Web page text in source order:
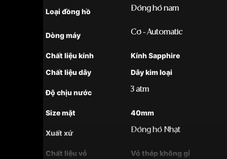
Loại đồng hồ Đồng hồ nam
Dòng máy Cơ - Automatic
Chất liệu kính
Kính Sapphire
Chất liệu dây
Dây kim loại
Độ chịu nước 3 atm
Size mặt 40mm
Xuất xứ Đồng hồ Nhật
Chất liệu vỏ
Vỏ thép không gỉ